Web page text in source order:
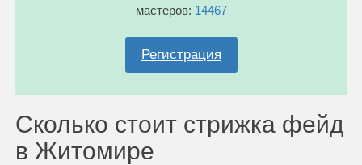
мастеров: 14467
Регистрация
Сколько стоит стрижка фейд
в Житомире